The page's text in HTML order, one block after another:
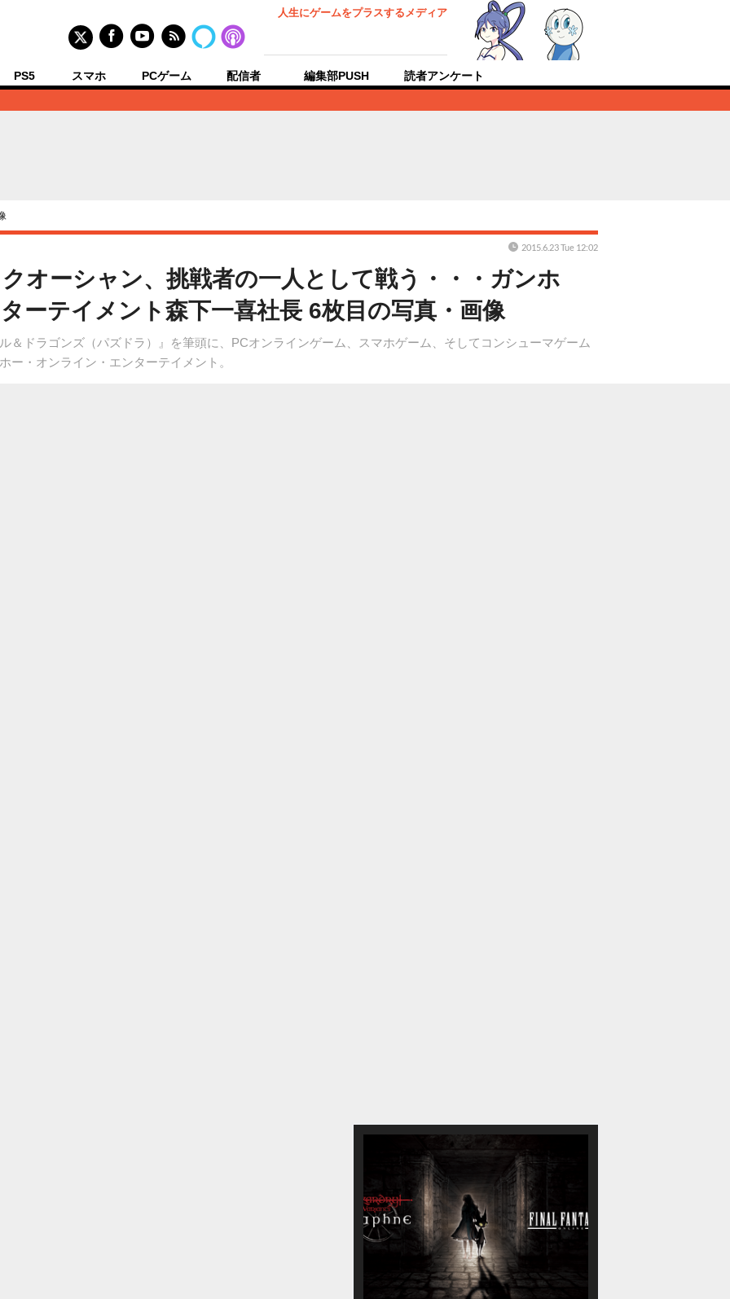
人生にゲームをプラスするメディア
PS5 スマホ PCゲーム 配信者 編集部PUSH 読者アンケート
オーシャン、挑戦者の一人として戦う・・・ガンホ
ーテイメント森下一喜社長 6枚目の写真・画像
＆ドラゴンズ（パズドラ）』を筆頭に、PCオンラインゲーム、スマホゲーム、そしてコンシューマゲーム
ー・オンライン・エンターテイメント。
2015.6.23 Tue 12:02